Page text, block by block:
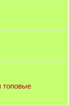
топовые